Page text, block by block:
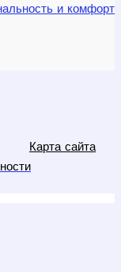
и комфорт
Карта сайта